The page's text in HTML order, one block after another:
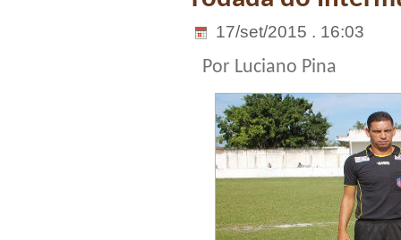
17/set/2015 . 16:03
Por Luciano Pina